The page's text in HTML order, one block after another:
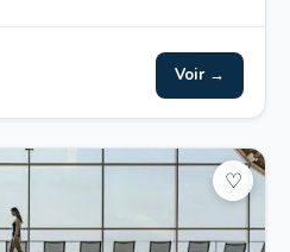
Voir →
♡